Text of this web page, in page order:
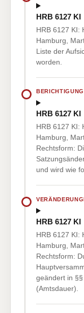
HRB 6127 KI
HRB 6127 KI:
Hamburg,
Liste der
worden.
HRB 6127 KI
HRB 6127 KI:
Hamburg,
Rechtsform:
und wird wie
HRB 6127 KI
HRB 6127 KI:
Hamburg,
Rechtsform:
geändert in
(Amtsdauer).